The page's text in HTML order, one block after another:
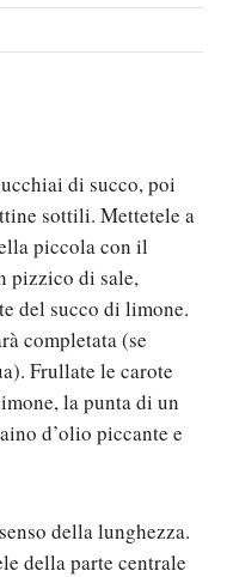
di succo, poi
sottili. Mettetele a
piccola con il
pizzico di sale,
del succo di limone.
completata (se
Frullate le carote
la punta di un
d’olio piccante e
della lunghezza.
della parte centrale